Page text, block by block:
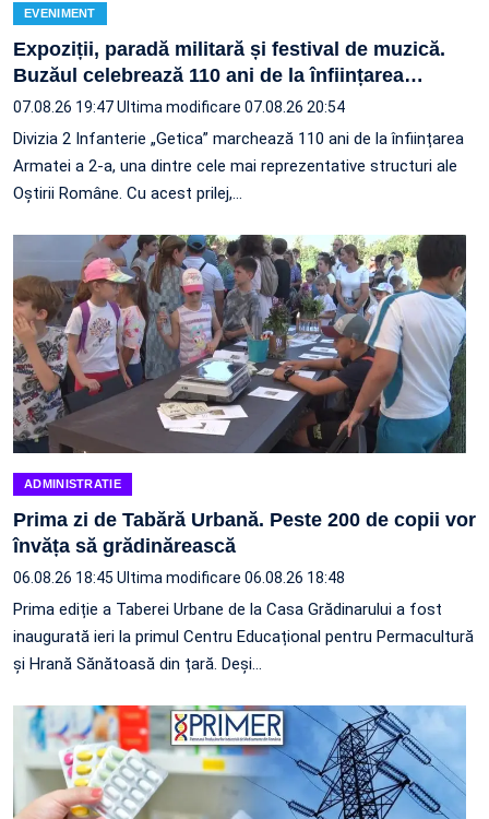
EVENIMENT
Expoziții, paradă militară și festival de muzică.
Buzăul celebrează 110 ani de la înființarea…
07.08.26 19:47Ultima modificare 07.08.26 20:54
Divizia 2 Infanterie „Getica” marchează 110 ani de la înființarea
Armatei a 2-a, una dintre cele mai reprezentative structuri ale
Oștirii Române. Cu acest prilej,…
ADMINISTRATIE
Prima zi de Tabără Urbană. Peste 200 de copii vor
învăța să grădinărească
06.08.26 18:45 Ultima modificare 06.08.26 18:48
Prima ediție a Taberei Urbane de la Casa Grădinarului a fost
inaugurată ieri la primul Centru Educațional pentru Permacultură
și Hrană Sănătoasă din țară. Deși…